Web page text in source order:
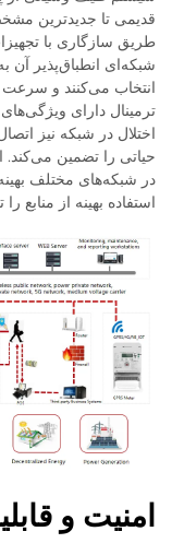
قدیمی تا جدیدترین
طریق سازگاری با
شبکه‌ای انطباق‌پذیر آن
انتخاب می‌کنند و سرعت و
ترمینال دارای
اختلال در شبکه نیز
حیاتی را تضمین می‌کند.
در شبکه‌های مختلف
استفاده بهینه از منابع
امنیت و